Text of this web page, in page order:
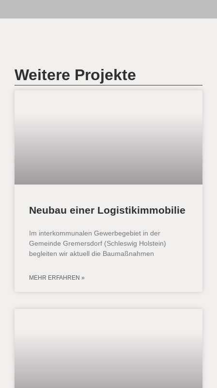
Weitere Projekte
Neubau einer Logistikimmobilie
Im interkommunalen Gewerbegebiet in der
Gemeinde Gremersdorf (Schleswig Holstein)
begleiten wir aktuell die Baumaßnahmen
MEHR ERFAHREN »